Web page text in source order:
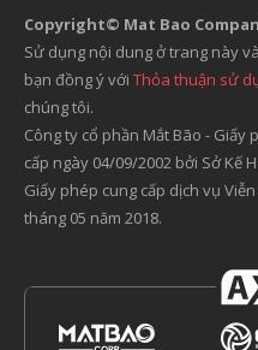
Copyright© Mat Bao
Sử dụng nội dung ở trang này
bạn đồng ý với Thỏa thuận sử
chúng tôi.
Công ty cổ phần Mắt Bão - Giấy
cấp ngày 04/09/2002 bởi Sở Kế
Giấy phép cung cấp dịch vụ
tháng 05 năm 2018.